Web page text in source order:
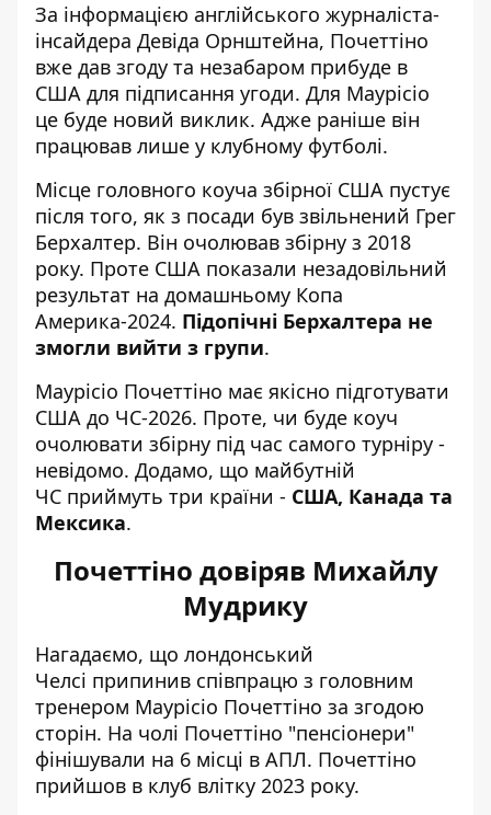
За інформацією англійського журналіста-
інсайдера Девіда Орнштейна, Почеттіно
вже дав згоду та незабаром прибуде в
США для підписання угоди. Для Маурісіо
це буде новий виклик. Адже раніше він
працював лише у клубному футболі.
Місце головного коуча збірної США пустує
після того, як з посади був звільнений Грег
Берхалтер. Він очолював збірну з 2018
року. Проте США показали незадовільний
результат на домашньому Копа
Америка-2024. Підопічні Берхалтера не
змогли вийти з групи.
Маурісіо Почеттіно має якісно підготувати
США до ЧС-2026. Проте, чи буде коуч
очолювати збірну під час самого турніру -
невідомо. Додамо, що майбутній
ЧС приймуть три країни - США, Канада та
Мексика.
Почеттіно довіряв Михайлу
Мудрику
Нагадаємо, що лондонський
Челсі припинив співпрацю з головним
тренером Маурісіо Почеттіно за згодою
сторін. На чолі Почеттіно "пенсіонери"
фінішували на 6 місці в АПЛ. Почеттіно
прийшов в клуб влітку 2023 року.